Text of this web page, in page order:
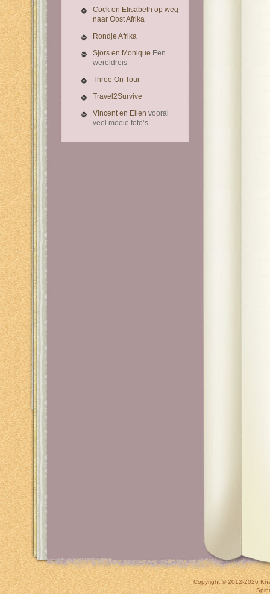
Cock en Elisabeth op weg
naar Oost Afrika
Rondje Afrika
Sjors en Monique Een
wereldreis
Three On Tour
Travel2Survive
Vincent en Ellen vooral
veel mooie foto’s
Copyright © 2012-2026